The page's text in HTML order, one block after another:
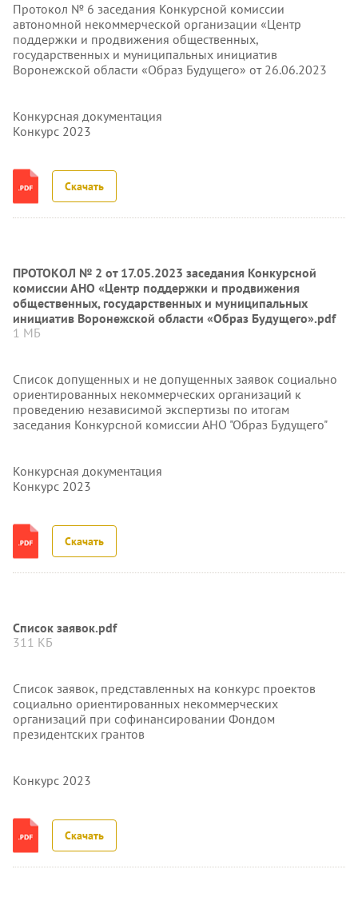
Протокол № 6 заседания Конкурсной комиссии
автономной некоммерческой организации «Центр
поддержки и продвижения общественных,
государственных и муниципальных инициатив
Воронежской области «Образ Будущего» от 26.06.2023
Конкурсная документация
Конкурс 2023
Скачать
ПРОТОКОЛ № 2 от 17.05.2023 заседания Конкурсной
комиссии АНО «Центр поддержки и продвижения
общественных, государственных и муниципальных
инициатив Воронежской области «Образ Будущего».pdf
1 МБ
Список допущенных и не допущенных заявок социально
ориентированных некоммерческих организаций к
проведению независимой экспертизы по итогам
заседания Конкурсной комиссии АНО "Образ Будущего"
Конкурсная документация
Конкурс 2023
Скачать
Список заявок.pdf
311 КБ
Список заявок, представленных на конкурс проектов
социально ориентированных некоммерческих
организаций при софинансировании Фондом
президентских грантов
Конкурс 2023
Скачать